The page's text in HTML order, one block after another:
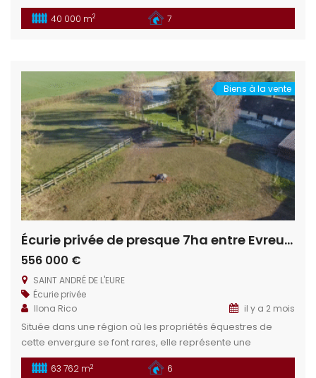
cadre idéal pour les passionnés d’équitation et de nature.
Un bien rare, alliant fonctionnalité, charme et fort potentiel
trouve à proximité du […]
40 000 m2 7
Biens à la vente
Écurie privée de presque 7ha entre Evreux et Dreux
556 000 €
SAINT ANDRÉ DE L'EURE
Écurie privée
Ilona Rico
il y a 2 mois
Située dans une région où les propriétés équestres de
cette envergure se font rares, elle représente une
opportunité unique. Ne manquez pas cette occasion rare
de vivre votre passion dans un cadre idyllique. Situation
63 762 m2 6